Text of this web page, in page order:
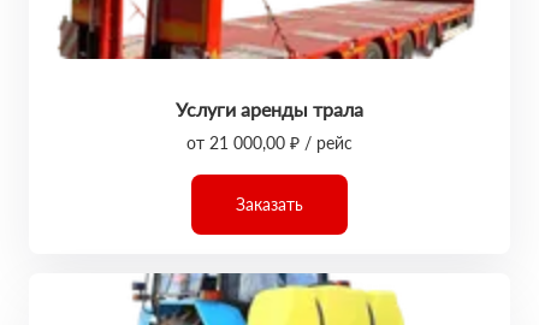
Услуги аренды трала
от 21 000,00 ₽ / рейс
Заказать